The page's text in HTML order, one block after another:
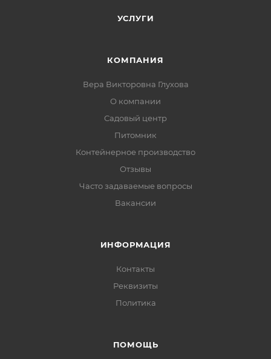
УСЛУГИ
КОМПАНИЯ
Вера Викторовна Глухова
О компании
Садовый центр
Питомник
Контейнерное производство
Отзывы
Часто задаваемые вопросы
Вакансии
ИНФОРМАЦИЯ
Контакты
Реквизиты
Политика
ПОМОЩЬ